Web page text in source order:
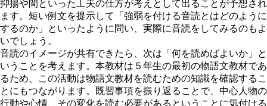
抑揚や間といった工夫の仕方が考えとして出ることが予想され
ます。短い例文を提示して「強弱を付ける音読とはどのように
するのか」といったように問い、実際に音読をしてみるのもよ
いでしょう。
音読のイメージが共有できたら、次は「何を読めばよいか」と
いうことを考えます。本教材は５年生の最初の物語文教材であ
るため、この活動は物語文教材を読むための知識を確認するこ
とにもつながります。既習事項を振り返ることで、中心人物の
行動や心情、その変化を読む必要があるということに気付ける